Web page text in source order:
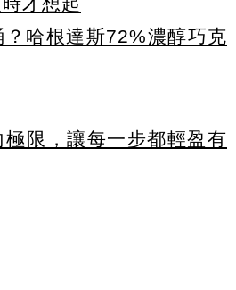
哈根達斯72%濃醇巧克
限，讓每一步都輕盈有